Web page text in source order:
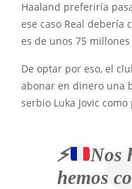
Haaland preferiría
ese caso Real debería
es de unos 75
De optar por eso, el
abonar en dinero una
serbio Luka Jovic
⚡
Nos
hemos